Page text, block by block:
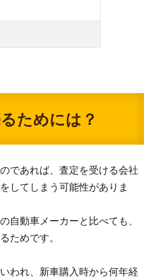
ためには？
であれば、査定を受ける会社
してしまう可能性がありま
自動車メーカーと比べても、
ためです。
われ、新車購入時から何年経